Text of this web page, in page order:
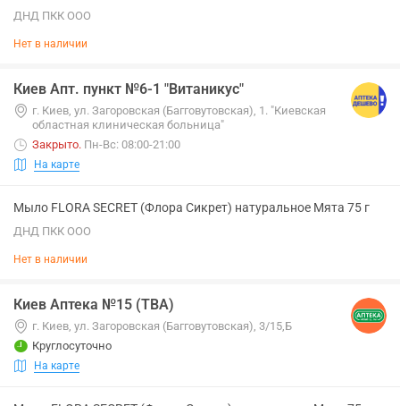
ДНД ПКК ООО
Нет в наличии
Киев Апт. пункт №6-1 "Витаникус"
г. Киев, ул. Загоровская (Багговутовская), 1. "Киевская
областная клиническая больница"
Закрыто. Пн-Вс: 08:00-21:00
На карте
Мыло FLORA SECRET (Флора Сикрет) натуральное Мята 75 г
ДНД ПКК ООО
Нет в наличии
Киев Аптека №15 (ТВА)
г. Киев, ул. Загоровская (Багговутовская), 3/15,Б
Круглосуточно
На карте